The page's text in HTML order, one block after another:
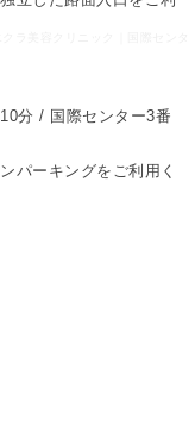
分 / 国際センター3番
パーキングをご利用く